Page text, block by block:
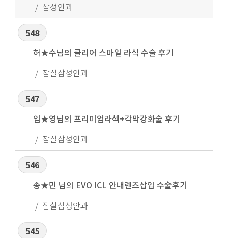
삼성안과
548
허★수님의 클리어 스마일 라식 수술 후기
잠실삼성안과
547
임★영님의 프리미엄라섹+각막강화술 후기
잠실삼성안과
546
송★민 님의 EVO ICL 안내렌즈삽입 수술후기
잠실삼성안과
545